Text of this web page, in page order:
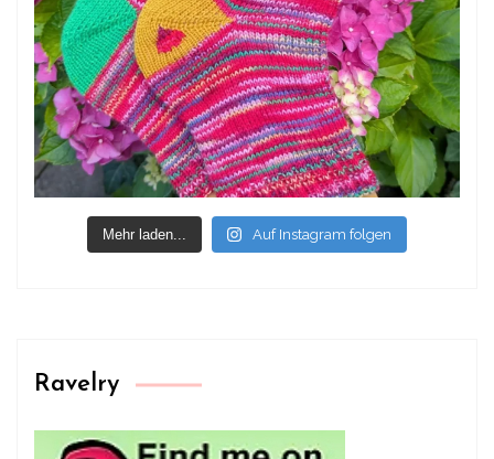
Mehr laden... Auf Instagram folgen
Ravelry